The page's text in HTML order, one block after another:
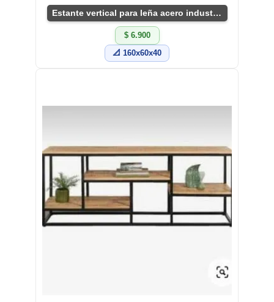
Estante vertical para leña acero industrial
$ 6.900
📐 160x60x40